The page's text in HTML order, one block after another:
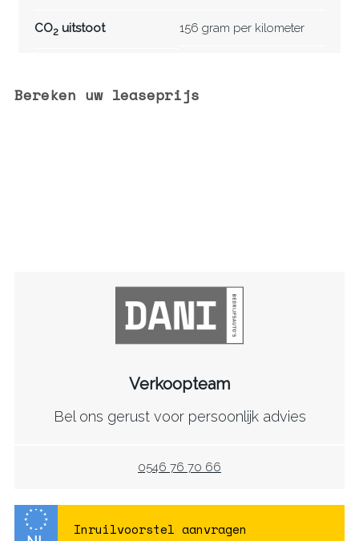
CO2 uitstoot 156 gram per kilometer
Bereken uw leaseprijs
Verkoopteam
Bel ons gerust voor persoonlijk advies
0546 76 70 66